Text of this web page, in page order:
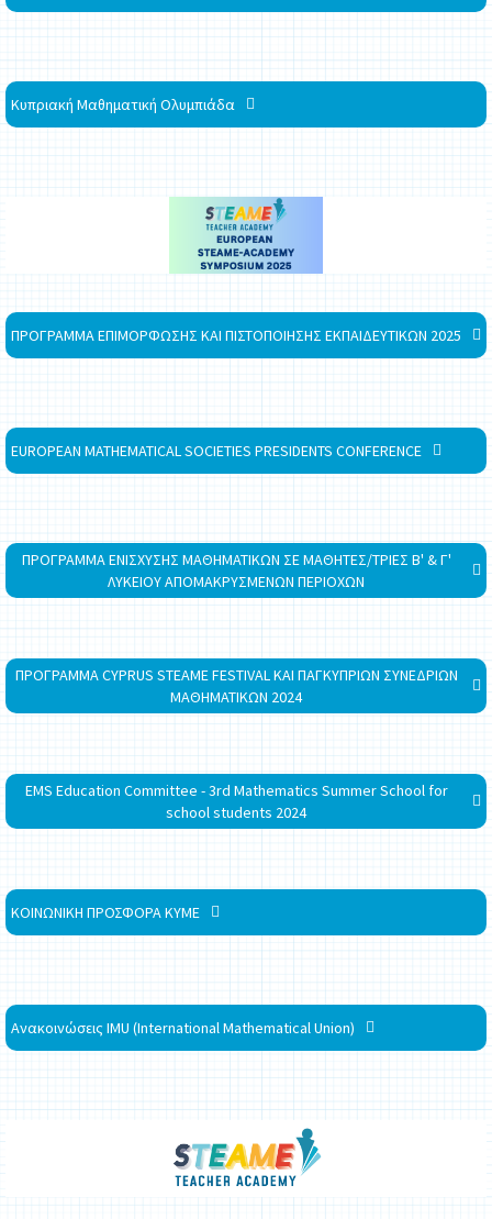
Κυπριακή Μαθηματική Ολυμπιάδα
ΠΡΟΓΡΑΜΜΑ ΕΠΙΜΟΡΦΩΣΗΣ ΚΑΙ ΠΙΣΤΟΠΟΙΗΣΗΣ ΕΚΠΑΙΔΕΥΤΙΚΩΝ 2025
EUROPEAN MATHEMATICAL SOCIETIES PRESIDENTS CONFERENCE
ΠΡΟΓΡΑΜΜΑ ΕΝΙΣΧΥΣΗΣ ΜΑΘΗΜΑΤΙΚΩΝ ΣΕ ΜΑΘΗΤΕΣ/ΤΡΙΕΣ Β' & Γ'
ΛΥΚΕΙΟΥ ΑΠΟΜΑΚΡΥΣΜΕΝΩΝ ΠΕΡΙΟΧΩΝ
ΠΡΟΓΡΑΜΜΑ CYPRUS STEAME FESTIVAL ΚΑΙ ΠΑΓΚΥΠΡΙΩΝ ΣΥΝΕΔΡΙΩΝ
ΜΑΘΗΜΑΤΙΚΩΝ 2024
EMS Education Committee - 3rd Mathematics Summer School for
school students 2024
ΚΟΙΝΩΝΙΚΗ ΠΡΟΣΦΟΡΑ ΚΥΜΕ
Ανακοινώσεις IMU (International Mathematical Union)